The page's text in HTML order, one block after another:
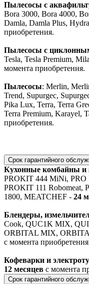
Пылесосы с
Bora 3000, Bora 4000,
Damla, Damla Plus,
приобретения.
Пылесосы с
Tesla, Tesla Premium,
момента приобретения.
Пылесосы: Merlin,
Trend, Supurgec,
Pika Lux, Terra, Terra
Terra Premium, Karayel,
приобретения.
Срок гарантийного
Кухонные комбайны и
PROKIT 444 MiNi, PRO
PROKIT 111
1800, MEATCHEF - 24
Блендеры,
Cook, QUC1K MIX,
ORBITAL MIX,
с момента
Кофеварки и
12 месяцев с момента
Срок гарантийного